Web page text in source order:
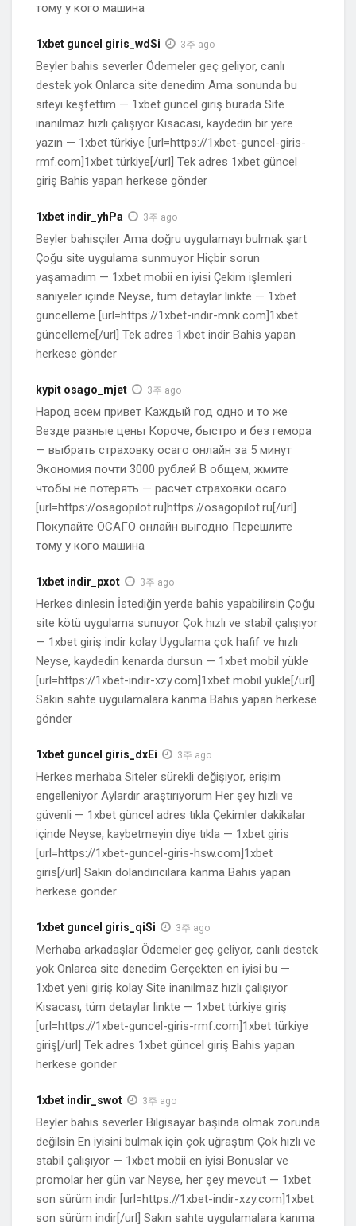
тому у кого машина
1xbet guncel giris_wdSi 3주 ago
Beyler bahis severler Ödemeler geç geliyor, canlı
destek yok Onlarca site denedim Ama sonunda bu
siteyi keşfettim — 1xbet güncel giriş burada Site
inanılmaz hızlı çalışıyor Kısacası, kaydedin bir yere
yazın — 1xbet türkiye [url=https://1xbet-guncel-giris-
rmf.com]1xbet türkiye[/url] Tek adres 1xbet güncel
giriş Bahis yapan herkese gönder
1xbet indir_yhPa 3주 ago
Beyler bahisçiler Ama doğru uygulamayı bulmak şart
Çoğu site uygulama sunmuyor Hiçbir sorun
yaşamadım — 1xbet mobii en iyisi Çekim işlemleri
saniyeler içinde Neyse, tüm detaylar linkte — 1xbet
güncelleme [url=https://1xbet-indir-mnk.com]1xbet
güncelleme[/url] Tek adres 1xbet indir Bahis yapan
herkese gönder
kypit osago_mjet 3주 ago
Народ всем привет Каждый год одно и то же
Везде разные цены Короче, быстро и без гемора
— выбрать страховку осаго онлайн за 5 минут
Экономия почти 3000 рублей В общем, жмите
чтобы не потерять — расчет страховки осаго
[url=https://osagopilot.ru]https://osagopilot.ru[/url]
Покупайте ОСАГО онлайн выгодно Перешлите
тому у кого машина
1xbet indir_pxot 3주 ago
Herkes dinlesin İstediğin yerde bahis yapabilirsin Çoğu
site kötü uygulama sunuyor Çok hızlı ve stabil çalışıyor
— 1xbet giriş indir kolay Uygulama çok hafif ve hızlı
Neyse, kaydedin kenarda dursun — 1xbet mobil yükle
[url=https://1xbet-indir-xzy.com]1xbet mobil yükle[/url]
Sakın sahte uygulamalara kanma Bahis yapan herkese
gönder
1xbet guncel giris_dxEi 3주 ago
Herkes merhaba Siteler sürekli değişiyor, erişim
engelleniyor Aylardır araştırıyorum Her şey hızlı ve
güvenli — 1xbet güncel adres tıkla Çekimler dakikalar
içinde Neyse, kaybetmeyin diye tıkla — 1xbet giris
[url=https://1xbet-guncel-giris-hsw.com]1xbet
giris[/url] Sakın dolandırıcılara kanma Bahis yapan
herkese gönder
1xbet guncel giris_qiSi 3주 ago
Merhaba arkadaşlar Ödemeler geç geliyor, canlı destek
yok Onlarca site denedim Gerçekten en iyisi bu —
1xbet yeni giriş kolay Site inanılmaz hızlı çalışıyor
Kısacası, tüm detaylar linkte — 1xbet türkiye giriş
[url=https://1xbet-guncel-giris-rmf.com]1xbet türkiye
giriş[/url] Tek adres 1xbet güncel giriş Bahis yapan
herkese gönder
1xbet indir_swot 3주 ago
Beyler bahis severler Bilgisayar başında olmak zorunda
değilsin En iyisini bulmak için çok uğraştım Çok hızlı ve
stabil çalışıyor — 1xbet mobii en iyisi Bonuslar ve
promolar her gün var Neyse, her şey mevcut — 1xbet
son sürüm indir [url=https://1xbet-indir-xzy.com]1xbet
son sürüm indir[/url] Sakın sahte uygulamalara kanma